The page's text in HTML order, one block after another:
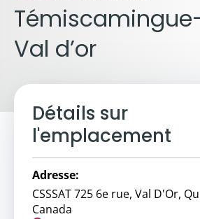
Val d’or
Détails sur
l'emplacement
Adresse:
CSSSAT 725 6e rue, Val D'Or,
Canada